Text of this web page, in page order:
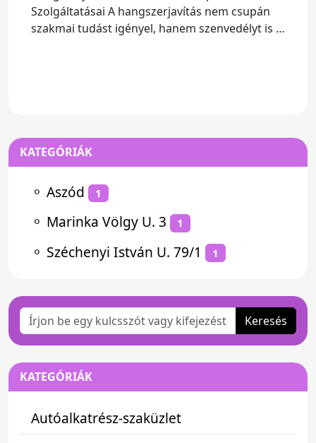
Szolgáltatásai A hangszerjavítás nem csupán
szakmai tudást igényel, hanem szenvedélyt is a
KATEGÓRIÁK
⚬ Aszód 1
⚬ Marinka Völgy U. 3 1
⚬ Széchenyi István U. 79/1 1
Keresés
KATEGÓRIÁK
Autóalkatrész-szaküzlet